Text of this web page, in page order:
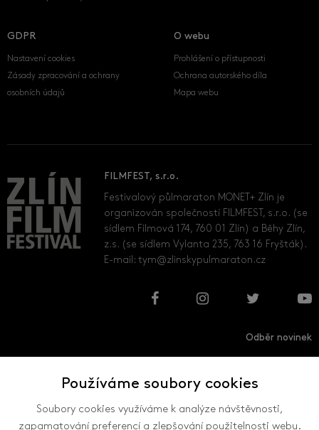
GDPR
Nastavení cookies
Zásady zpracování a ochrany
osobních údajů
O webu
Prohlášení o přístupnosti
Ochrana autorského díla
Mapa webu
FILMFEST, s.r.o.
Festivalový půlmaraton MONET+ Zlín je
organizován společností FILMFEST, s.r.o. (se
sídlem Filmová 174, 760 01 Zlín) a Běhy Zlín,
z.s. (se sídlem Vylanta 235, 763 16 Fryšták).
E-mail:tym@zlinskypulmaraton.cz
Odběr novinek
Používáme soubory cookies
Soubory cookies využíváme k analýze návštěvnosti,
zapamatování preferencí a zlepšování použitelnosti webu.